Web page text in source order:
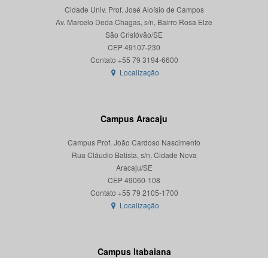
Cidade Univ. Prof. José Aloísio de Campos
Av. Marcelo Deda Chagas, s/n, Bairro Rosa Elze
São Cristóvão/SE
CEP 49107-230
Localização
Campus Aracaju
Campus Prof. João Cardoso Nascimento
Rua Cláudio Batista, s/n, Cidade Nova
Aracaju/SE
CEP 49060-108
Localização
Campus Itabaiana